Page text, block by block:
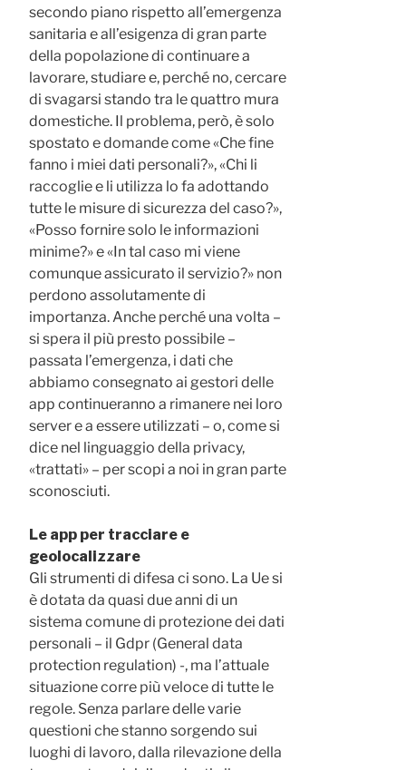
secondo piano rispetto all’emergenza
sanitaria e all’esigenza di gran parte
della popolazione di continuare a
lavorare, studiare e, perché no, cercare
di svagarsi stando tra le quattro mura
domestiche. Il problema, però, è solo
spostato e domande come «Che fine
fanno i miei dati personali?», «Chi li
raccoglie e li utilizza lo fa adottando
tutte le misure di sicurezza del caso?»,
«Posso fornire solo le informazioni
minime?» e «In tal caso mi viene
comunque assicurato il servizio?» non
perdono assolutamente di
importanza. Anche perché una volta –
si spera il più presto possibile –
passata l’emergenza, i dati che
abbiamo consegnato ai gestori delle
app continueranno a rimanere nei loro
server e a essere utilizzati – o, come si
dice nel linguaggio della privacy,
«trattati» – per scopi a noi in gran parte
sconosciuti.
Le app per tracciare e
geolocalizzare
Gli strumenti di difesa ci sono. La Ue si
è dotata da quasi due anni di un
sistema comune di protezione dei dati
personali – il Gdpr (General data
protection regulation) -, ma l’attuale
situazione corre più veloce di tutte le
regole. Senza parlare delle varie
questioni che stanno sorgendo sui
luoghi di lavoro, dalla rilevazione della